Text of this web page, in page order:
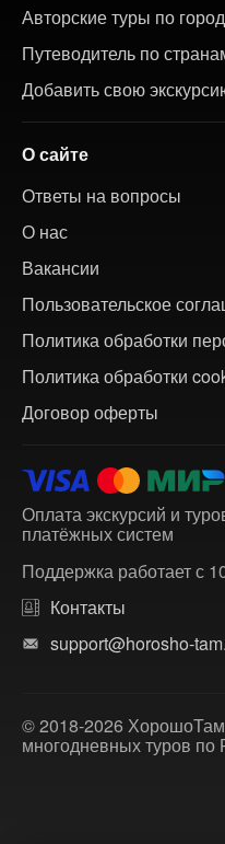
Авторские туры по
Путеводитель по
Добавить свою
О сайте
Ответы на вопросы
О нас
Вакансии
Пользовательское
Политика обработки
Политика обработки
Договор оферты
Оплата экскурсий и
платёжных систем
Поддержка работает с
Контакты
support@horosho-
© 2018-2026 ХорошоТам
многодневных туров по